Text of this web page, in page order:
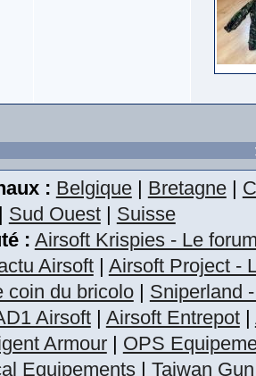
: Belgique| Bretagne|
Sud Ouest| Suisse
: Airsoft Krispies - Le
Airsoft| Airsoft Project -
coin du bricolo| Sniperland
Airsoft| Airsoft Entrepot|
Armour| OPS
Equipements| Taiwan Gun